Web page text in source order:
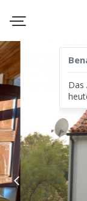
Das